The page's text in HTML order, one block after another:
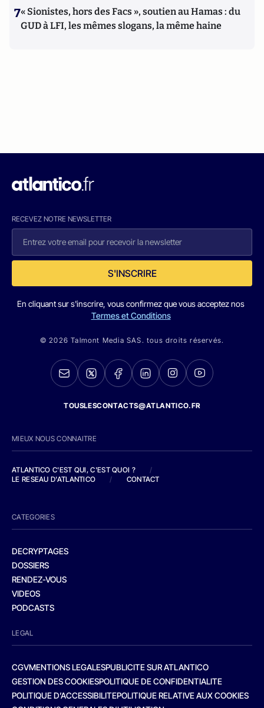
7« Sionistes, hors des Facs », soutien au Hamas : du
GUD à LFI, les mêmes slogans, la même haine
RECEVEZ NOTRE NEWSLETTER
S'INSCRIRE
En cliquant sur s'inscrire, vous confirmez que vous acceptez nos
Termes et Conditions
© 2026 Talmont Media SAS. tous droits réservés.
TOUSLESCONTACTS@ATLANTICO.FR
MIEUX NOUS CONNAITRE
ATLANTICO C'EST QUI, C'EST QUOI ?
/
LE RESEAU D'ATLANTICO
/ CONTACT
CATEGORIES
DECRYPTAGES
DOSSIERS
RENDEZ-VOUS
VIDEOS
PODCASTS
LEGAL
CGVMENTIONS LEGALESPUBLICITE SUR ATLANTICO
GESTION DES COOKIESPOLITIQUE DE CONFIDENTIALITE
POLITIQUE D’ACCESSIBILITEPOLITIQUE RELATIVE AUX COOKIES